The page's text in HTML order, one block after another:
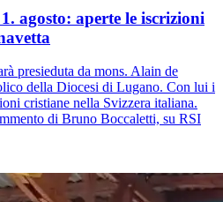
agosto: aperte le iscrizioni
presieduta da mons. Alain de
della Diocesi di Lugano. Con lui i
cristiane nella Svizzera italiana.
di Bruno Boccaletti, su RSI